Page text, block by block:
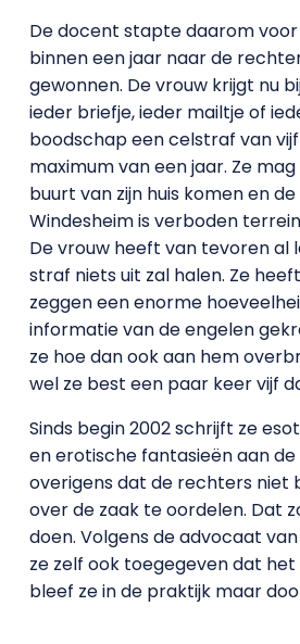
De docent stapte daarom
binnen een jaar naar de
gewonnen. De vrouw krijgt nu
ieder briefje, ieder mailtje of
boodschap een celstraf van
maximum van een jaar. Ze
buurt van zijn huis komen en
Windesheim is verboden
De vrouw heeft van tevoren al
straf niets uit zal halen. Ze
zeggen een enorme
informatie van de engelen
ze hoe dan ook aan hem
wel ze best een paar keer vijf
Sinds begin 2002 schrijft ze
en erotische fantasieën aan
overigens dat de rechters niet
over de zaak te oordelen. Dat
doen. Volgens de advocaat
ze zelf ook toegegeven dat
bleef ze in de praktijk maar